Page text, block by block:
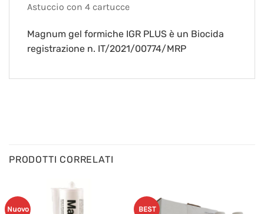
Astuccio con 4 cartucce
Magnum gel formiche IGR PLUS è un Biocida
registrazione n. IT/2021/00774/MRP
PRODOTTI CORRELATI
Nuovo BEST